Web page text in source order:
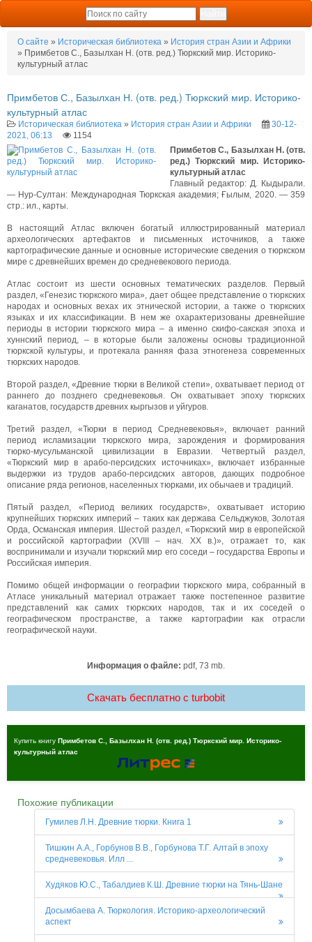
О сайте » Историческая библиотека » История стран Азии и Африки
» Примбетов С., Базылхан Н. (отв. ред.) Тюркский мир. Историко-
культурный атлас
Примбетов С., Базылхан Н. (отв. ред.) Тюркский мир. Историко-
культурный атлас
Историческая библиотека » История стран Азии и Африки
30-12-
2021, 06:13
1154
Примбетов С., Базылхан Н. (отв.
ред.) Тюркский мир. Историко-
культурный атлас
Главный редактор: Д. Кыдырали.
— Нур-Султан: Международная Тюркская академия; Ғылым, 2020. — 359
стр.: ил., карты.
В настоящий Атлас включен богатый иллюстрированный материал
археологических артефактов и письменных источников, а также
картографические данные и основные исторические сведения о тюркском
мире с древнейших времен до средневекового периода.
Атлас состоит из шести основных тематических разделов. Первый
раздел, «Генезис тюркского мира», дает общее представление о тюркских
народах и основных вехах их этнической истории, а также о тюркских
языках и их классификации. В нем же охарактеризованы древнейшие
периоды в истории тюркского мира – а именно скифо-сакская эпоха и
хуннский период, – в которые были заложены основы традиционной
тюркской культуры, и протекала ранняя фаза этногенеза современных
тюркских народов.
Второй раздел, «Древние тюрки в Великой степи», охватывает период от
раннего до позднего средневековья. Он охватывает эпоху тюркских
каганатов, государств древних кыргызов и уйгуров.
Третий раздел, «Тюрки в период Средневековья», включает ранний
период исламизации тюркского мира, зарождения и формирования
тюрко-мусульманской цивилизации в Евразии. Четвертый раздел,
«Тюркский мир в арабо-персидских источниках», включает избранные
выдержки из трудов арабо-персидских авторов, дающих подробное
описание ряда регионов, населенных тюрками, их обычаев и традиций.
Пятый раздел, «Период великих государств», охватывает историю
крупнейших тюркских империй – таких как держава Сельджуков, Золотая
Орда, Османская империя. Шестой раздел, «Тюркский мир в европейской
и российской картографии (XVIII – нач. XX в.)», отражает то, как
воспринимали и изучали тюркский мир его соседи – государства Европы и
Российская империя.
Помимо общей информации о географии тюркского мира, собранный в
Атласе уникальный материал отражает также постепенное развитие
представлений как самих тюркских народов, так и их соседей о
географическом пространстве, а также картографии как отрасли
географической науки.
Информация о файле: pdf, 73 mb.
Скачать бесплатно c turbobit
Купить книгу Примбетов С., Базылхан Н. (отв. ред.) Тюркский мир. Историко-
культурный атлас
Похожие публикации
Гумилев Л.Н. Древние тюрки. Книга 1
Тишкин А.А., Горбунов В.В., Горбунова Т.Г. Алтай в эпоху
средневековья. Илл ...
Худяков Ю.С., Табалдиев К.Ш. Древние тюрки на Тянь-Шане
Досымбаева А. Тюркология. Историко-археологический
аспект